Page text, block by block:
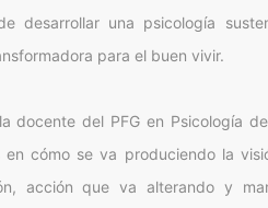
desarrollar una psicología
para el buen vivir.
docente del PFG en Psicología
en cómo se va produciendo la
acción que va alterando y